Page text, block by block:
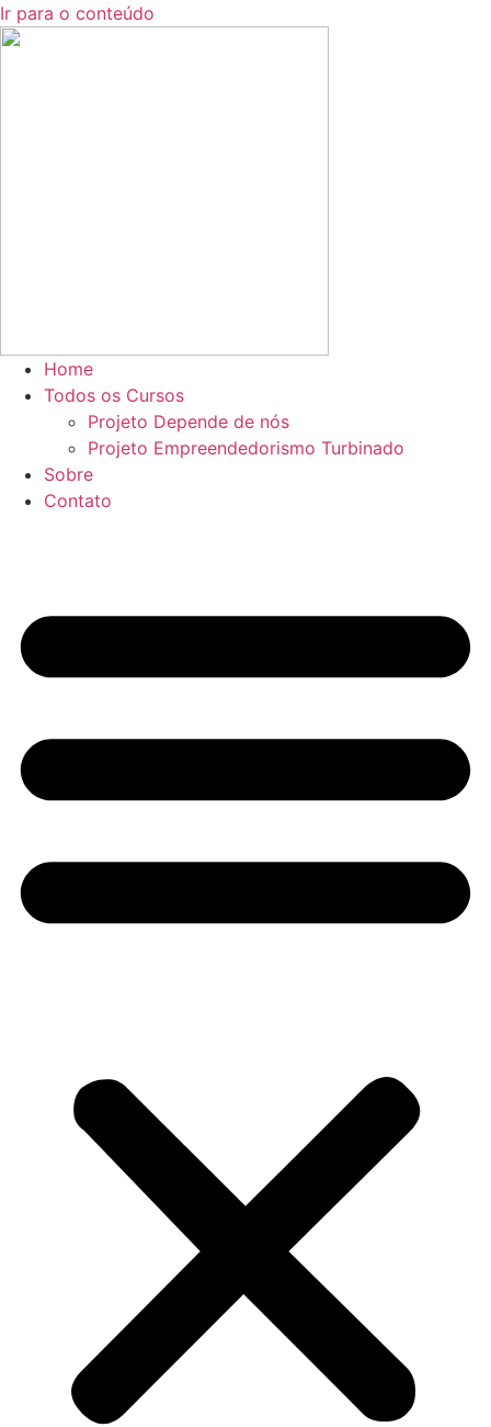
Ir para o conteúdo
Home
Todos os Cursos
Projeto Depende de nós
Projeto Empreendedorismo Turbinado
Sobre
Contato